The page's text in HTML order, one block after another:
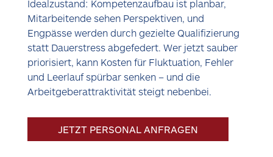
Idealzustand: Kompetenzaufbau ist planbar,
Mitarbeitende sehen Perspektiven, und
Engpässe werden durch gezielte Qualifizierung
statt Dauerstress abgefedert. Wer jetzt sauber
priorisiert, kann Kosten für Fluktuation, Fehler
und Leerlauf spürbar senken – und die
Arbeitgeberattraktivität steigt nebenbei.
JETZT PERSONAL ANFRAGEN